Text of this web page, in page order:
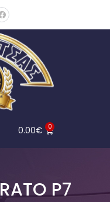
0.00€ 0
P7